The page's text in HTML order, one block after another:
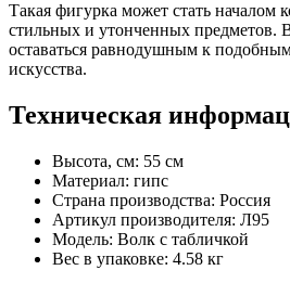
Такая фигурка может стать началом
стильных и утонченных предметов.
оставаться равнодушным к
искусства.
Техническая
Высота, см: 55 см
Материал: гипс
Страна производства: Россия
Артикул производителя: Л95
Модель: Волк с табличкой
Вес в упаковке: 4.58 кг